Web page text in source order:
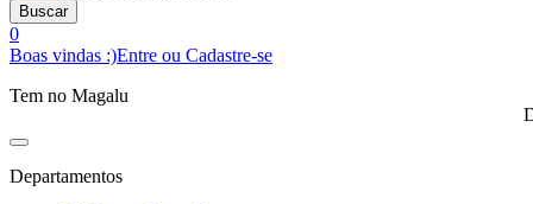
Buscar
0
Boas vindas :)Entre ou Cadastre-se
Tem no Magalu
Departamentos